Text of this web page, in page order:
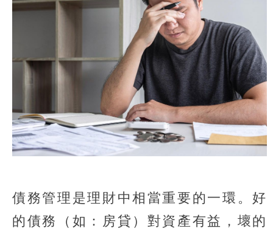
債務管理是理財中相當重要的一環。好
的債務（如：房貸）對資產有益，壞的